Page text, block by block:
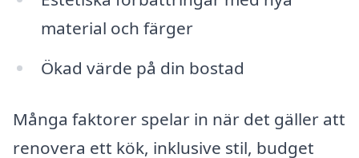
material och färger
Ökad värde på din bostad
Många faktorer spelar in när det gäller att
renovera ett kök, inklusive stil, budget